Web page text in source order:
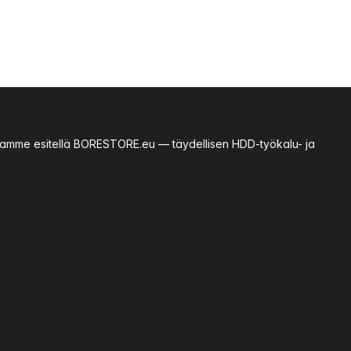
esitellä BORESTORE.eu — täydellisen HDD-työkalu- ja